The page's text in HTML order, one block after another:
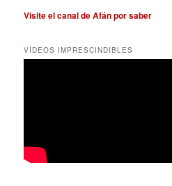
Visite el canal de Afán por saber
VÍDEOS IMPRESCINDIBLES